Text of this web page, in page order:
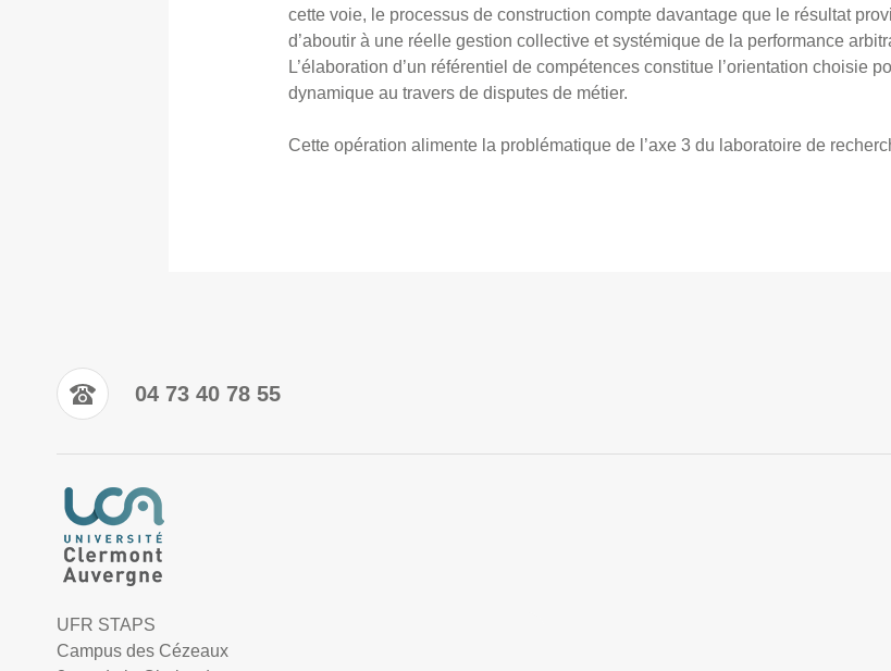
cette voie, le processus de construction compte davantage que le résultat
d’aboutir à une réelle gestion collective et systémique de la performance
L’élaboration d’un référentiel de compétences constitue l’orientation choisie
dynamique au travers de disputes de métier.
Cette opération alimente la problématique de l’axe 3 du laboratoire de
04 73 40 78 55
UFR STAPS
Campus des Cézeaux